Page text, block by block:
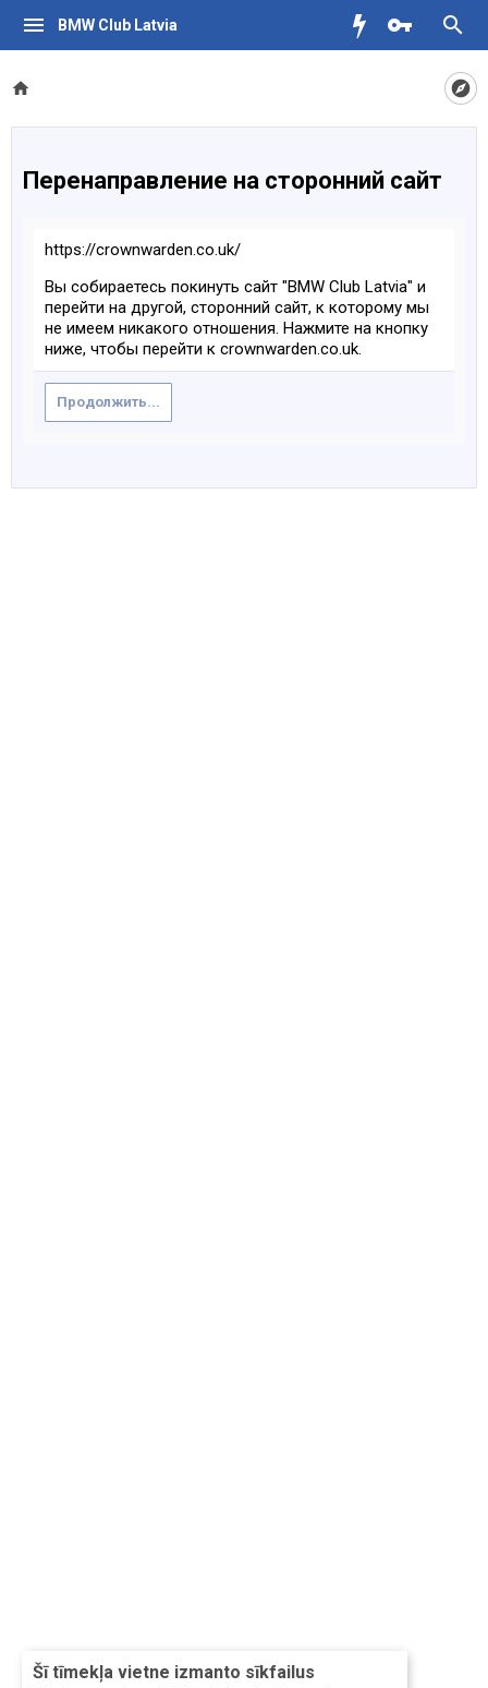
BMW Club Latvia
Šī tīmekļa vietne izmanto sīkfailus
Перенаправление на сторонний сайт
https://crownwarden.co.uk/
Вы собираетесь покинуть сайт "BMW Club Latvia" и
перейти на другой, сторонний сайт, к которому мы
не имеем никакого отношения. Нажмите на кнопку
ниже, чтобы перейти к crownwarden.co.uk.
Продолжить...